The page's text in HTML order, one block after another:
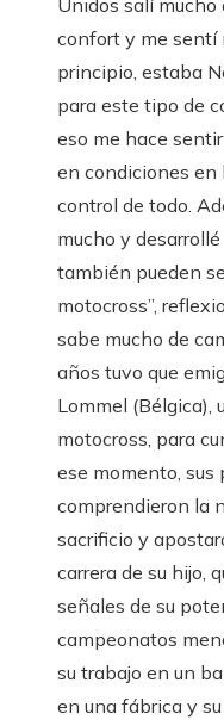
Unidos salí mucho
confort y me sentí
principio, estaba
para este tipo de
eso me hace
en condiciones en
control de todo.
mucho y
también pueden
motocross”,
sabe mucho de
años tuvo que
Lommel (Bélgica),
motocross, para
ese momento, sus
comprendieron la
sacrificio y
carrera de su hijo,
señales de su
campeonatos
su trabajo en un
en una fábrica y